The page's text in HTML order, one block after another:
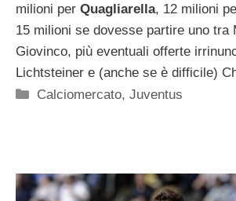
milioni per Quagliarella, 12 milioni
15 milioni se dovesse partire uno tra
Giovinco, più eventuali offerte
Lichtsteiner e (anche se è difficile)
Categorie
Calciomercato,Juventus